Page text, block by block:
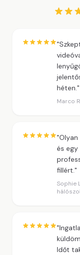
héten."
Marco
és
fillért."
Sophie
Időt